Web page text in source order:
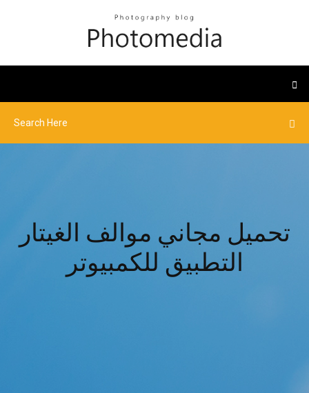
تحميل مجاني موالف الغيتار
التطبيق للكمبيوتر